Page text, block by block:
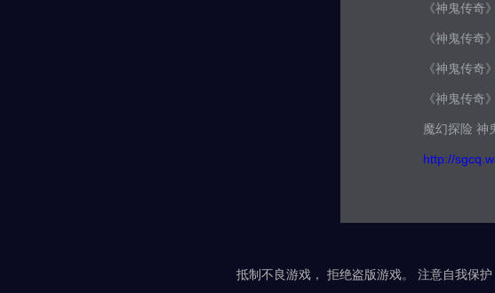
《神鬼传奇
《神鬼传奇
《神鬼传奇
《神鬼传奇
魔幻探险 神
http://
抵制不良游戏， 拒绝盗版游戏。 注意自我保